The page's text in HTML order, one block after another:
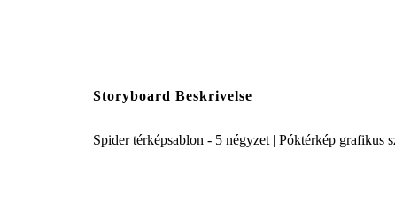
Storyboard Beskrivelse
Spider térképsablon - 5 négyzet | Póktérkép grafikus